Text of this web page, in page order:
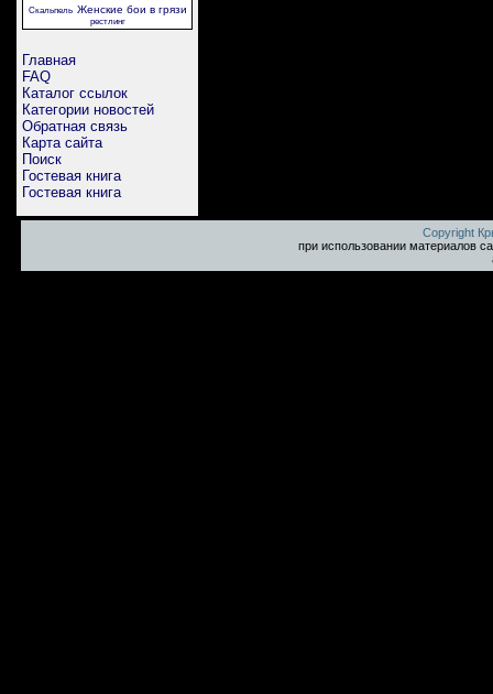
Скальпель Женские бои в грязи
рестлинг
Главная
FAQ
Каталог ссылок
Категории новостей
Обратная связь
Карта сайта
Поиск
Гостевая книга
Гостевая книга
Copyright
при использовании материалов